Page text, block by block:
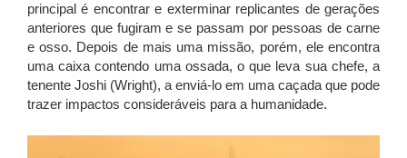
principal é encontrar e exterminar replicantes de gerações
anteriores que fugiram e se passam por pessoas de carne
e osso. Depois de mais uma missão, porém, ele encontra
uma caixa contendo uma ossada, o que leva sua chefe, a
tenente Joshi (Wright), a enviá-lo em uma caçada que pode
trazer impactos consideráveis para a humanidade.